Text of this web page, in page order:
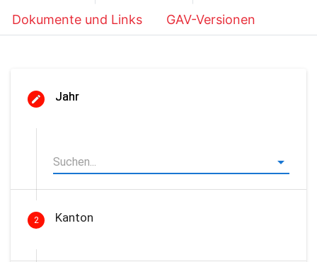
Dokumente und Links GAV-Versionen
Jahr
2 Kanton